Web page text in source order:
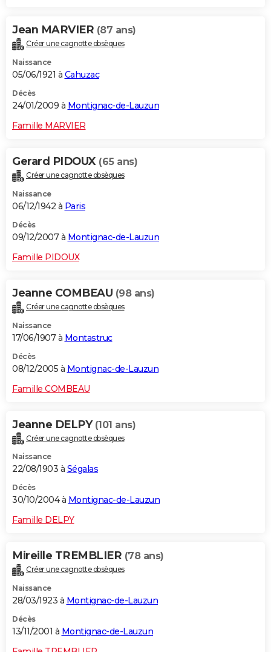
Jean MARVIER (87 ans)
Créer une cagnotte obsèques
Naissance
05/06/1921 à Cahuzac
Décès
24/01/2009 à Montignac-de-Lauzun
Famille MARVIER
Gerard PIDOUX (65 ans)
Créer une cagnotte obsèques
Naissance
06/12/1942 à Paris
Décès
09/12/2007 à Montignac-de-Lauzun
Famille PIDOUX
Jeanne COMBEAU (98 ans)
Créer une cagnotte obsèques
Naissance
17/06/1907 à Montastruc
Décès
08/12/2005 à Montignac-de-Lauzun
Famille COMBEAU
Jeanne DELPY (101 ans)
Créer une cagnotte obsèques
Naissance
22/08/1903 à Ségalas
Décès
30/10/2004 à Montignac-de-Lauzun
Famille DELPY
Mireille TREMBLIER (78 ans)
Créer une cagnotte obsèques
Naissance
28/03/1923 à Montignac-de-Lauzun
Décès
13/11/2001 à Montignac-de-Lauzun